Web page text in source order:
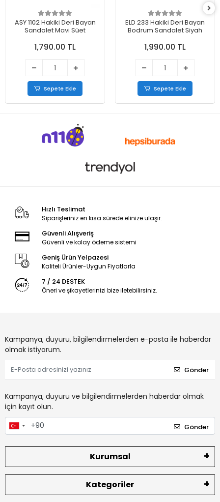
ASY 1102 Hakiki Deri Bayan
Sandalet Mavi Süet
1,790.00 TL
Sepete Ekle
ELD 233 Hakiki Deri Bayan
Bodrum Sandalet Siyah
1,990.00 TL
Sepete Ekle
Hızlı Teslimat
Siparişleriniz en kısa sürede elinize ulaşır.
Güvenli Alışveriş
Güvenli ve kolay ödeme sistemi
Geniş Ürün Yelpazesi
Kaliteli Ürünler-Uygun Fiyatlarla
7 / 24 DESTEK
Öneri ve şikayetlerinizi bize iletebilirsiniz.
Kampanya, duyuru, bilgilendirmelerden e-posta ile haberdar
olmak istiyorum.
Gönder
Kampanya, duyuru ve bilgilendirmelerden haberdar olmak
için kayıt olun.
Gönder
Kurumsal
Kategoriler